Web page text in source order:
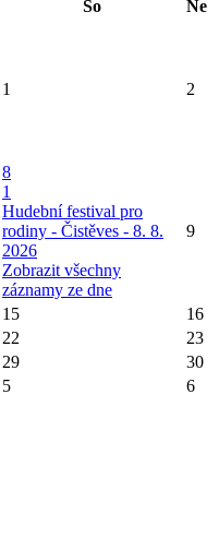
So Ne
1 2
8
1
Hudební festival pro
rodiny - Čistěves - 8. 8.
2026
Zobrazit všechny
záznamy ze dne
9
15
16
22
23
29
30
5 6